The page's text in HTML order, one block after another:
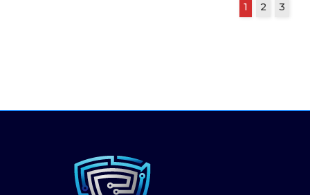
1 2 3